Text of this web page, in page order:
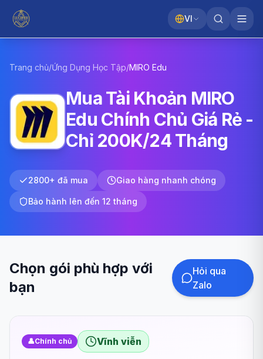
VI
Trang chủ/Ứng Dụng Học Tập/MIRO Edu
Mua Tài Khoản MIRO
Edu Chính Chủ Giá Rẻ -
Chỉ 200K/24 Tháng
2800+ đã mua Giao hàng nhanh chóng
Bảo hành lên đến 12 tháng
Chọn gói phù hợp với
bạn
Hỏi qua
Zalo
👤Chính chủ Vĩnh viễn